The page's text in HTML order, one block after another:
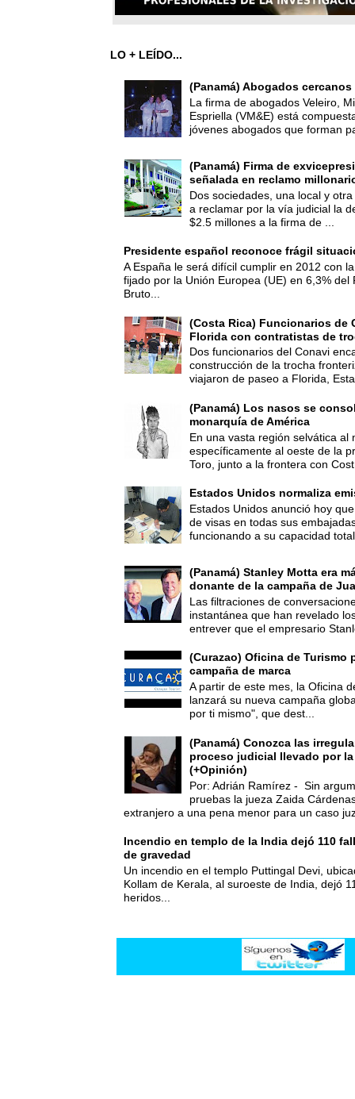
LO + LEÍDO...
(Panamá) Abogados
La firma de abogados Veleiro,
Espriella (VM&E) está
jóvenes abogados que forman
(Panamá) Firma de
señalada en reclamo
Dos sociedades, una local y
a reclamar por la vía judicial la
$2.5 millones a la firma de ...
Presidente español reconoce frágil
A España le será difícil cumplir en 2012 con
fijado por la Unión Europea (UE) en 6,3% del
Bruto...
(Costa Rica) Funcionarios de
Florida con contratistas de
Dos funcionarios del Conavi
construcción de la trocha
viajaron de paseo a Florida,
(Panamá) Los nasos se
monarquía de América
En una vasta región selvática al
específicamente al oeste de la
Toro, junto a la frontera con
Estados Unidos normaliza
Estados Unidos anunció hoy
de visas en todas sus
funcionando a su capacidad
(Panamá) Stanley Motta era
donante de la campaña de
Las filtraciones de
instantánea que han revelado
entrever que el empresario
(Curazao) Oficina de Turismo
campaña de marca
A partir de este mes, la Oficina
lanzará su nueva campaña
por ti mismo", que dest...
(Panamá) Conozca las
proceso judicial llevado por
(+Opinión)
Por: Adrián Ramírez - Sin
pruebas la jueza Zaida
extranjero a una pena menor para un caso
Incendio en templo de la India dejó 110
de gravedad
Un incendio en el templo Puttingal Devi,
Kollam de Kerala, al suroeste de India, dejó
heridos...